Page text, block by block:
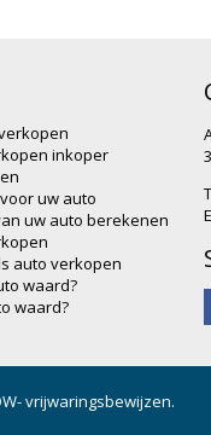
inkoper
uw auto
uw auto berekenen
auto verkopen
waard?
waard?
vrijwaringsbewijzen.